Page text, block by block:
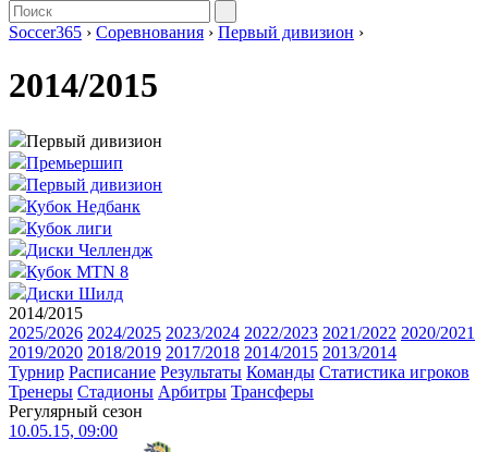
Soccer365 › Соревнования › Первый дивизион ›
2014/2015
Первый дивизион
Премьершип
Первый дивизион
Кубок Недбанк
Кубок лиги
Диски Челлендж
Кубок MTN 8
Диски Шилд
2014/2015
2025/2026 2024/2025 2023/2024 2022/2023 2021/2022 2020/2021
2019/2020 2018/2019 2017/2018 2014/2015 2013/2014
Турнир Расписание Результаты Команды Статистика игроков
Тренеры Стадионы Арбитры Трансферы
Регулярный сезон
10.05.15, 09:00